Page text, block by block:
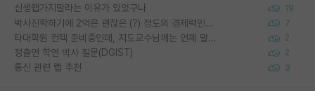
신생랩가지말라는 이유가 있었구나 19
박사진학하기에 2억은 괜찮은 (?) 정도의 경제력인가요 7
타대학원 컨텍 준비중인데, 지도교수님께는 언제 말씀드려야 할까요? 2
정출연 학연 박사 질문(DGIST) 2
통신 관련 랩 추천 3